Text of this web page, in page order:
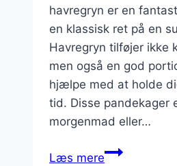
havregryn er en
en klassisk ret på en
Havregryn tilføjer ikke
men også en god
hjælpe med at holde
tid. Disse pandekager
morgenmad eller…
Læs merePandekager